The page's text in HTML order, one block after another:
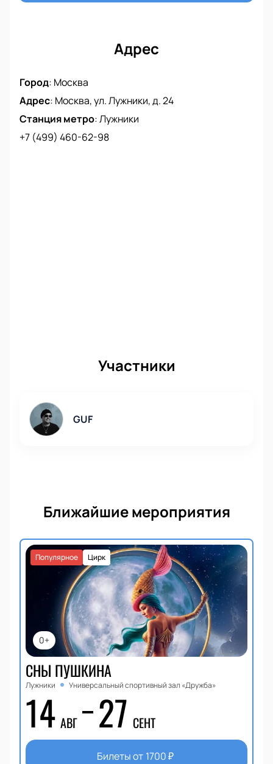
Адрес
Город: Москва
Адрес: Москва, ул. Лужники, д. 24
Станция метро:Лужники
+7 (499) 460-62-98
Участники
GUF
Ближайшие мероприятия
0+
Цирк
Популярное
СНЫ ПУШКИНА
Лужники Универсальный спортивный зал «Дружба»
14 АВГ 27 СЕНТ
Билеты от 1700₽